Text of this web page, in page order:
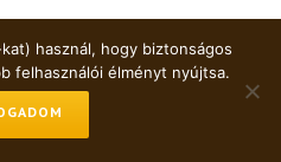
használ, hogy biztonságos
felhasználói élményt nyújtsa.